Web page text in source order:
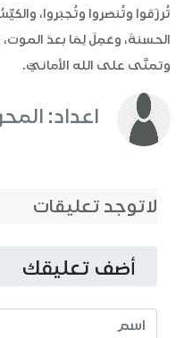
تُرزَقوا وتُنصَروا وتُجبَروا،
الحسنةَ، وعَمِلَ لِمَا بعدَ الموت،
وتمنَّى على الله الأمانيَّ.
اعداد:
لاتوجد تعليقات
أضف تعليقك